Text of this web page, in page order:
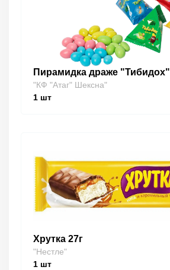
Пирамидка драже "Тибидох"
"КФ "Атаг" Шексна"
1 шт
Хрутка 27г
"Нестле"
1 шт